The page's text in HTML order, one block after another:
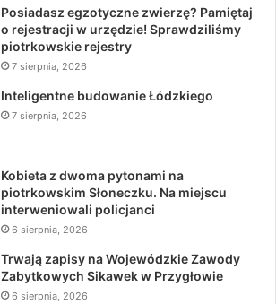
Posiadasz egzotyczne zwierzę? Pamiętaj
o rejestracji w urzędzie! Sprawdziliśmy
piotrkowskie rejestry
7 sierpnia, 2026
Inteligentne budowanie Łódzkiego
7 sierpnia, 2026
Kobieta z dwoma pytonami na
piotrkowskim Słoneczku. Na miejscu
interweniowali policjanci
6 sierpnia, 2026
Trwają zapisy na Wojewódzkie Zawody
Zabytkowych Sikawek w Przygłowie
6 sierpnia, 2026